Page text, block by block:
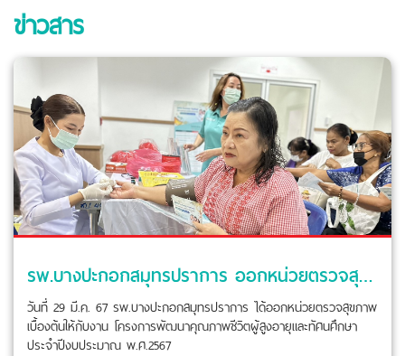
ข่าวสาร
รพ.บางปะกอกสมุทรปราการ ออกหน่วยตรวจสุขภาพเบื้องต้นให้กับโครงการพัฒนาคุณภาพชีวิตผู้สูงอายุ
วันที่ 29 มี.ค. 67 รพ.บางปะกอกสมุทรปราการ ได้ออกหน่วยตรวจสุขภาพ
เบื้องต้นให้กับงาน โครงการพัฒนาคุณภาพชีวิตผู้สูงอายุและทัศนศึกษา
ประจำปีงบประมาณ พ.ศ.2567